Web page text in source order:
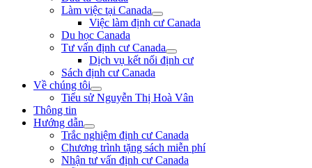
Làm việc tại Canada
Việc làm định cư Canada
Du học Canada
Tư vấn định cư Canada
Dịch vụ kết nối định cư
Sách định cư Canada
Về chúng tôi
Tiểu sử Nguyễn Thị Hoà Vân
Thông tin
Hướng dẫn
Trắc nghiệm định cư Canada
Chương trình tặng sách miễn phí
Nhận tư vấn định cư Canada